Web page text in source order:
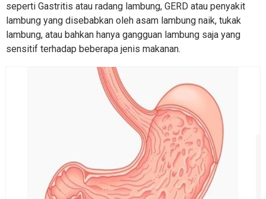
seperti Gastritis atau radang lambung, GERD atau penyakit
lambung yang disebabkan oleh asam lambung naik, tukak
lambung, atau bahkan hanya gangguan lambung saja yang
sensitif terhadap beberapa jenis makanan.